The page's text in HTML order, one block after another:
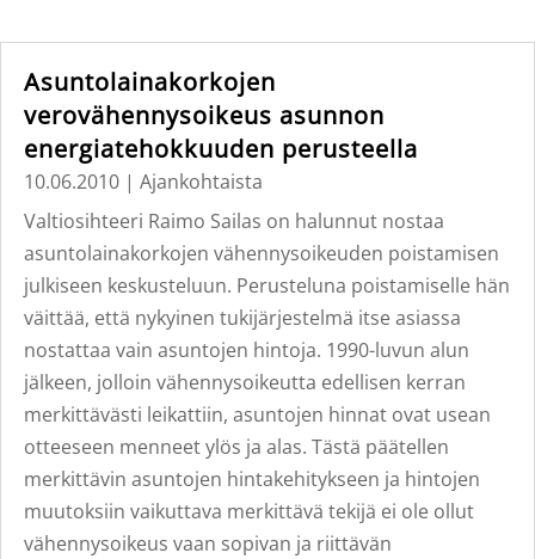
Asuntolainakorkojen
verovähennysoikeus asunnon
energiatehokkuuden perusteella
10.06.2010 | Ajankohtaista
Valtiosihteeri Raimo Sailas on halunnut nostaa
asuntolainakorkojen vähennysoikeuden poistamisen
julkiseen keskusteluun. Perusteluna poistamiselle hän
väittää, että nykyinen tukijärjestelmä itse asiassa
nostattaa vain asuntojen hintoja. 1990-luvun alun
jälkeen, jolloin vähennysoikeutta edellisen kerran
merkittävästi leikattiin, asuntojen hinnat ovat usean
otteeseen menneet ylös ja alas. Tästä päätellen
merkittävin asuntojen hintakehitykseen ja hintojen
muutoksiin vaikuttava merkittävä tekijä ei ole ollut
vähennysoikeus vaan sopivan ja riittävän